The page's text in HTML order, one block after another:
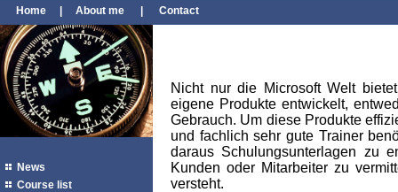
Home About me Contact
News
Course list
Nicht nur die Microsoft Welt
eigene Produkte entwickelt,
Gebrauch. Um diese Produkte
und fachlich sehr gute Trainer
daraus Schulungsunterlagen zu
Kunden oder Mitarbeiter zu
versteht.